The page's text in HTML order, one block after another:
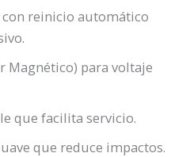
reinicio automático
Magnético) para voltaje
que facilita servicio.
que reduce impactos.